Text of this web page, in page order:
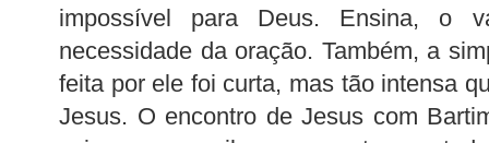
impossível para Deus. Ensina, o
necessidade da oração. Também, a
feita por ele foi curta, mas tão intensa
Jesus. O encontro de Jesus com